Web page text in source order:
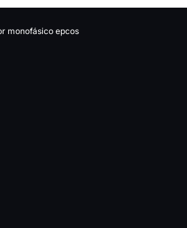
monofásico epcos